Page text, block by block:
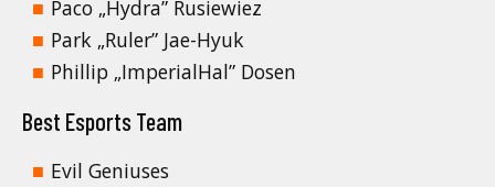
Paco „Hydra” Rusiewiez
Park „Ruler” Jae-Hyuk
Phillip „ImperialHal” Dosen
Best Esports Team
Evil Geniuses